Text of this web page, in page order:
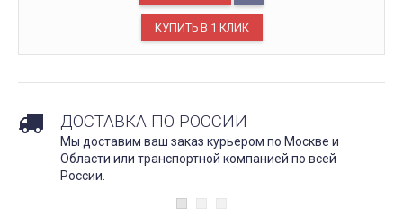
ДОСТАВКА ПО РОССИИ
Мы доставим ваш заказ курьером по Москве и
Области или транспортной компанией по всей
России.